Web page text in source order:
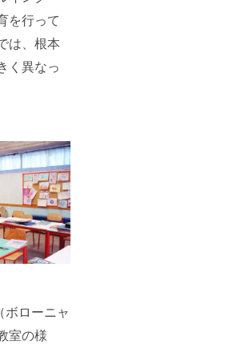
を行って
は、根本
く異なっ
ニャ
室の様